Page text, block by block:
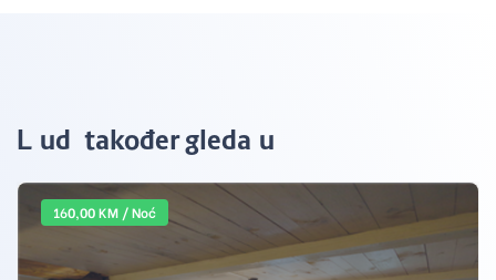
Ljudi također gledaju
160,00 KM / Noć